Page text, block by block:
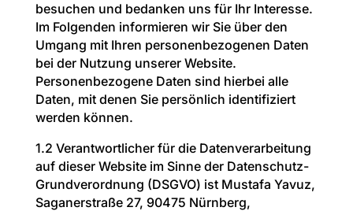
besuchen und bedanken uns für Ihr Interesse.
Im Folgenden informieren wir Sie über den
Umgang mit Ihren personenbezogenen Daten
bei der Nutzung unserer Website.
Personenbezogene Daten sind hierbei alle
Daten, mit denen Sie persönlich identifiziert
werden können.
1.2 Verantwortlicher für die Datenverarbeitung
auf dieser Website im Sinne der Datenschutz-
Grundverordnung (DSGVO) ist Mustafa Yavuz,
Saganerstraße 27, 90475 Nürnberg,